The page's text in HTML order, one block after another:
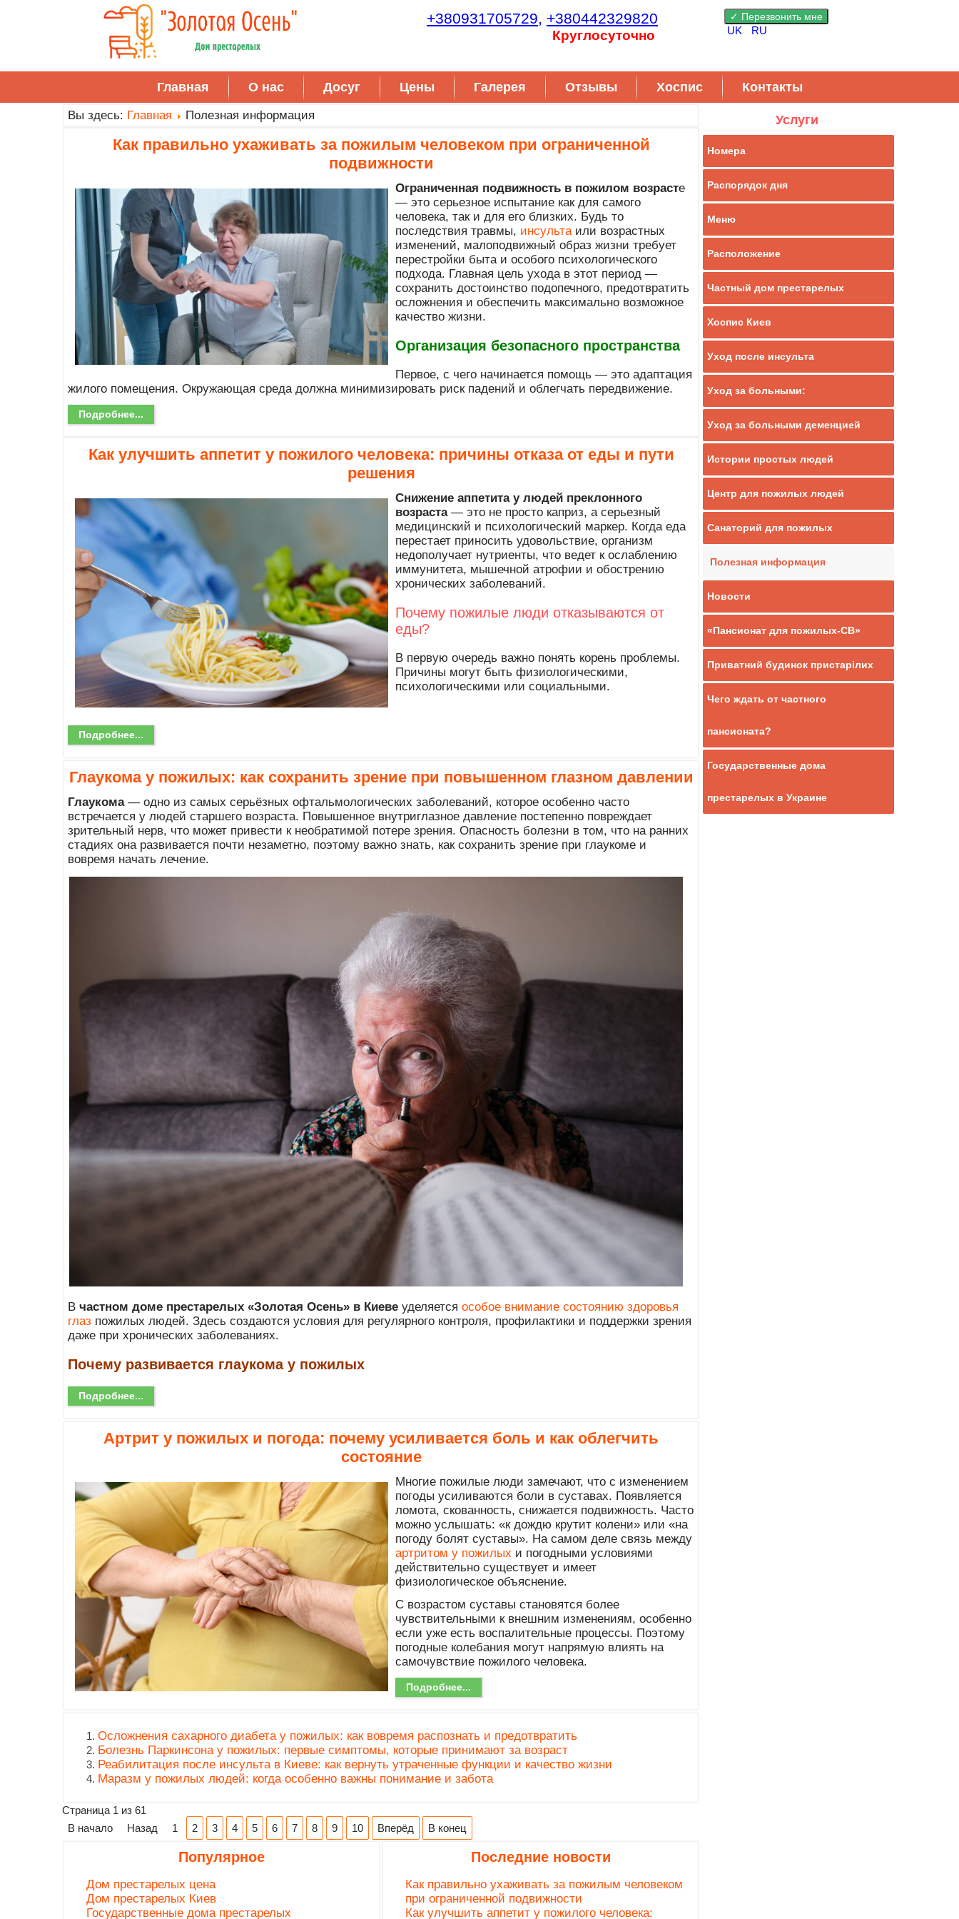
UK RU
+380931705729, +380442329820
Круглосуточно
Главная О нас Досуг Цены Галерея Отзывы Хоспис Контакты
Вы здесь: Главная Полезная информация
Как правильно ухаживать за пожилым человеком при ограниченной
подвижности
Ограниченная подвижность в пожилом возрасте
— это серьезное испытание как для самого
человека, так и для его близких. Будь то
последствия травмы, инсультаили возрастных
изменений, малоподвижный образ жизни требует
перестройки быта и особого психологического
подхода. Главная цель ухода в этот период —
сохранить достоинство подопечного, предотвратить
осложнения и обеспечить максимально возможное
качество жизни.
Организация безопасного пространства
Первое, с чего начинается помощь — это адаптация
жилого помещения. Окружающая среда должна минимизировать риск падений и облегчать передвижение.
Подробнее...
Как улучшить аппетит у пожилого человека: причины отказа от еды и пути
решения
Снижение аппетита у людей преклонного
возраста— это не просто каприз, а серьезный
медицинский и психологический маркер. Когда еда
перестает приносить удовольствие, организм
недополучает нутриенты, что ведет к ослаблению
иммунитета, мышечной атрофии и обострению
хронических заболеваний.
Почему пожилые люди отказываются от
еды?
В первую очередь важно понять корень проблемы.
Причины могут быть физиологическими,
психологическими или социальными.
Подробнее...
Глаукома у пожилых: как сохранить зрение при повышенном глазном давлении
Глаукома— одно из самых серьёзных офтальмологических заболеваний, которое особенно часто
встречается у людей старшего возраста. Повышенное внутриглазное давление постепенно повреждает
зрительный нерв, что может привести к необратимой потере зрения. Опасность болезни в том, что на ранних
стадиях она развивается почти незаметно, поэтому важно знать, как сохранить зрение при глаукоме и
вовремя начать лечение.
В частном доме престарелых «Золотая Осень» в Киеве уделяется особое внимание состоянию здоровья
глаз пожилых людей. Здесь создаются условия для регулярного контроля, профилактики и поддержки зрения
даже при хронических заболеваниях.
Почему развивается глаукома у пожилых
Подробнее...
Артрит у пожилых и погода: почему усиливается боль и как облегчить
состояние
Многие пожилые люди замечают, что с изменением
погоды усиливаются боли в суставах. Появляется
ломота, скованность, снижается подвижность. Часто
можно услышать: «к дождю крутит колени» или «на
погоду болят суставы». На самом деле связь между
артритом у пожилых и погодными условиями
действительно существует и имеет
физиологическое объяснение.
С возрастом суставы становятся более
чувствительными к внешним изменениям, особенно
если уже есть воспалительные процессы. Поэтому
погодные колебания могут напрямую влиять на
самочувствие пожилого человека.
Подробнее...
Осложнения сахарного диабета у пожилых: как вовремя распознать и предотвратить
Болезнь Паркинсона у пожилых: первые симптомы, которые принимают за возраст
Реабилитация после инсульта в Киеве: как вернуть утраченные функции и качество жизни
Маразм у пожилых людей: когда особенно важны понимание и забота
Страница 1 из 61
В начало
Назад 1 2 3 4 5 6 7 8 9 10 Вперёд В конец
Популярное
Дом престарелых цена
Дом престарелых Киев
Государственные дома престарелых
Последние новости
Как правильно ухаживать за пожилым человеком
при ограниченной подвижности
Как улучшить аппетит у пожилого человека:
Услуги
Номера
Распорядок дня
Меню
Расположение
Частный дом престарелых
Хоспис Киев
Уход после инсульта
Уход за больными:
Уход за больными деменцией
Истории простых людей
Центр для пожилых людей
Санаторий для пожилых
Полезная информация
Новости
«Пансионат для пожилых-СВ»
Приватний будинок пристарілих
Чего ждать от частного
пансионата?
Государственные дома
престарелых в Украине